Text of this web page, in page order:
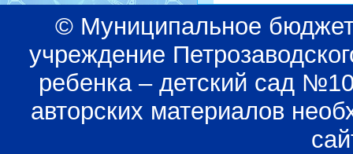
© Муниципальное
учреждение
ребенка – детский сад
авторских материалов